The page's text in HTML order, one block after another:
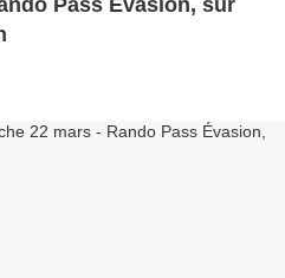
Pass Évasion, sur